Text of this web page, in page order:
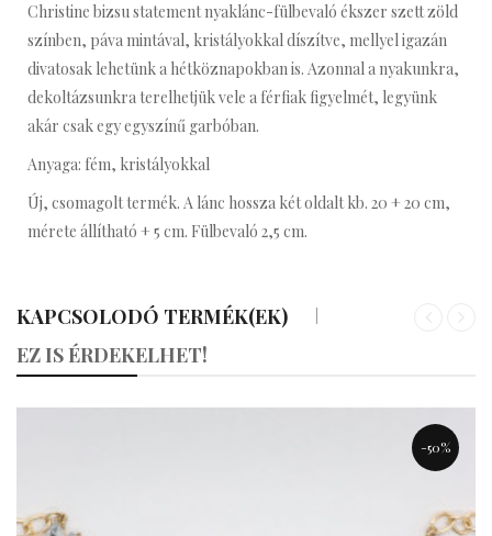
Christine bizsu statement nyaklánc-fülbevaló ékszer szett zöld
színben, páva mintával, kristályokkal díszítve, mellyel igazán
divatosak lehetünk a hétköznapokban is. Azonnal a nyakunkra,
dekoltázsunkra terelhetjük vele a férfiak figyelmét, legyünk
akár csak egy egyszínű garbóban.
Anyaga: fém, kristályokkal
Új, csomagolt termék. A lánc hossza két oldalt kb. 20 + 20 cm,
mérete állítható + 5 cm. Fülbevaló 2,5 cm.
KAPCSOLODÓ TERMÉK(EK)
EZ IS ÉRDEKELHET!
-50%